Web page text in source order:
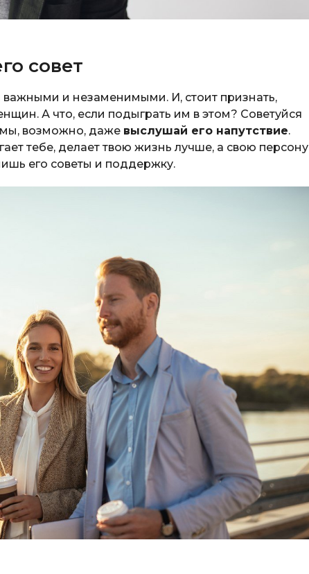
совет
и незаменимыми. И, стоит признать,
А что, если подыграть им в этом? Советуйся
возможно, даже выслушай его напутствие.
тебе, делает твою жизнь лучше, а свою персону
его советы и поддержку.